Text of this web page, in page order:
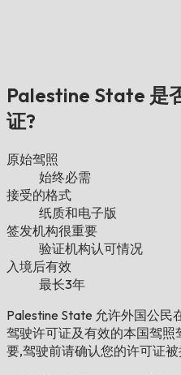
Palestine State 是
证?
原始驾照
始终必需
接受的格式
纸质和电子版
签发机构很重要
验证机构认可情况
入境后有效
最长3年
Palestine State 允许外国公民
驾驶许可证及有效的本国驾
要,驾驶前请确认您的许可证被